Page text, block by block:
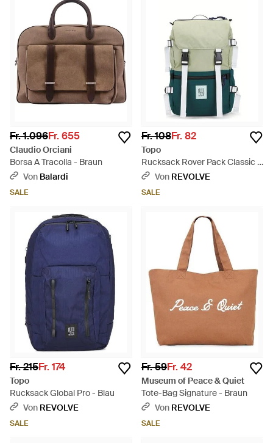
Fr. 1.096Fr. 655
Claudio Orciani
Borsa A Tracolla - Braun
Von Balardi
SALE
Fr. 108Fr. 82
Topo
Rucksack Rover Pack Classic -
GrünVon REVOLVE
SALE
Fr. 215Fr. 174
Topo
Rucksack Global Pro - Blau
Von REVOLVE
SALE
Fr. 59Fr. 42
Museum of Peace & Quiet
Tote-Bag Signature - Braun
Von REVOLVE
SALE